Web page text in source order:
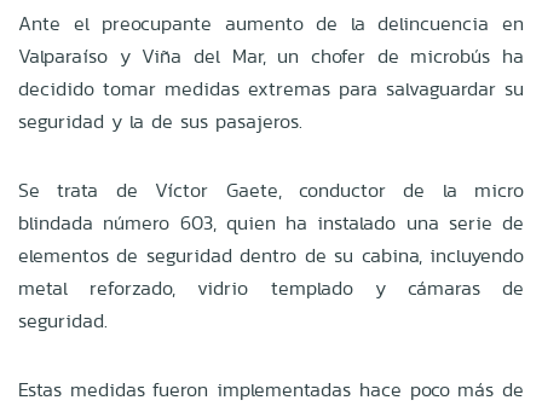
Ante el preocupante aumento de la delincuencia en
Valparaíso y Viña del Mar, un chofer de microbús ha
decidido tomar medidas extremas para salvaguardar su
seguridad y la de sus pasajeros.
Se trata de Víctor Gaete, conductor de la micro
blindada número 603, quien ha instalado una serie de
elementos de seguridad dentro de su cabina, incluyendo
metal reforzado, vidrio templado y cámaras de
seguridad.
Estas medidas fueron implementadas hace poco más de